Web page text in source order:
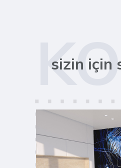
sizin için